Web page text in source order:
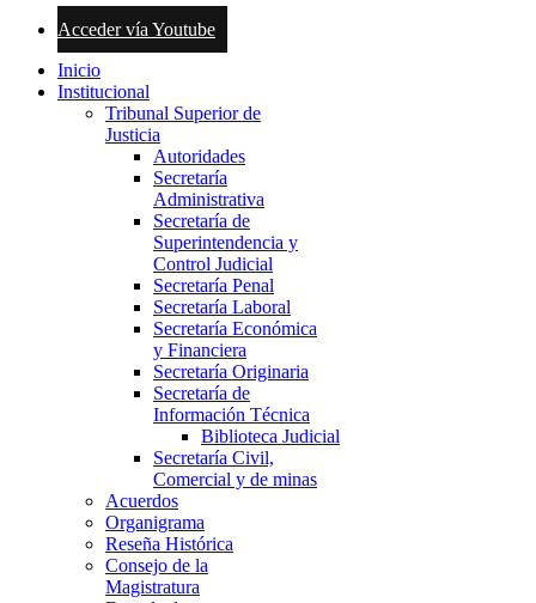
Acceder vía Youtube
Inicio
Institucional
Tribunal Superior de
Justicia
Autoridades
Secretaría
Administrativa
Secretaría de
Superintendencia y
Control Judicial
Secretaría Penal
Secretaría Laboral
Secretaría Económica
y Financiera
Secretaría Originaria
Secretaría de
Información Técnica
Biblioteca Judicial
Secretaría Civil,
Comercial y de minas
Acuerdos
Organigrama
Reseña Histórica
Consejo de la
Magistratura